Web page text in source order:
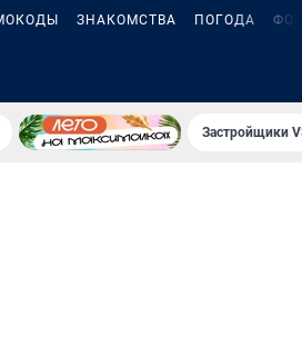
ЗНАКОМСТВА ПОГОДА
Застройщики